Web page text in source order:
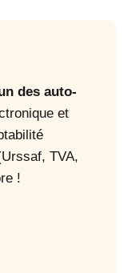
des auto-
et
TVA,
!